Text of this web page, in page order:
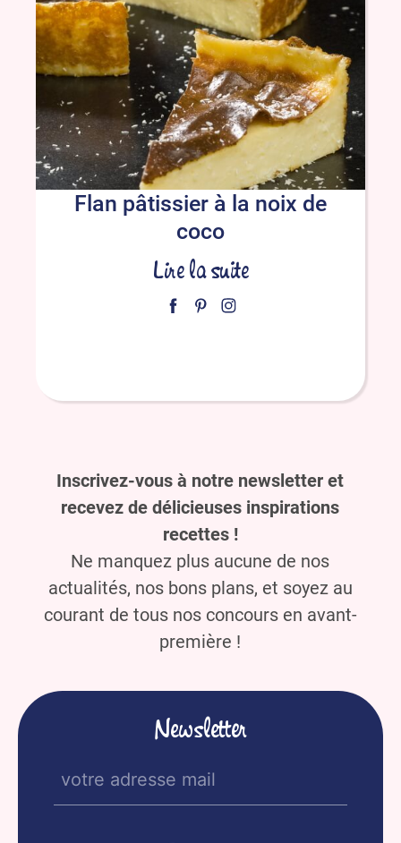
Flan pâtissier à la noix de
coco
Lire la suite
Inscrivez-vous à notre newsletter et
recevez de délicieuses inspirations
recettes !
Ne manquez plus aucune de nos
actualités, nos bons plans, et soyez au
courant de tous nos concours en avant-
première !
Newsletter
E-
mail